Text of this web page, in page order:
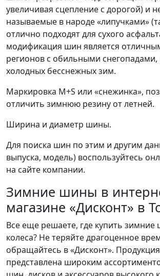
увеличивая сцепление с дорогой) и
называемые в народе «липучками»
отлично подходят для сухого
модификация шин является
регионов с обильными снегопадами,
холодных бесснежных зим.
Маркировка M+S или «снежинка»,
отличить зимнюю резину от летней.
Ширина и диаметр шины.
Для поиска шин по этим и другим
выпуска, модель) воспользуйтесь
на сайте компании.
Зимние шины в
магазине «Дисконт» в
Все еще решаете, где купить
колеса? Не теряйте драгоценное
обращайтесь в «Дисконт».
представлена широким